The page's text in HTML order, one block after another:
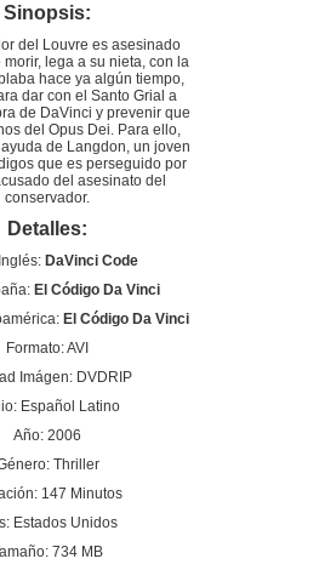
Sinopsis:
del Louvre es asesinado
lega a su nieta, con la
hace ya algún tiempo,
dar con el Santo Grial a
de DaVinci y prevenir que
del Opus Dei. Para ello,
de Langdon, un joven
que es perseguido por
del asesinato del
conservador.
Detalles:
DaVinci Code
El Código Da Vinci
El Código Da Vinci
Formato: AVI
Imágen: DVDRIP
Español Latino
Año: 2006
Thriller
147 Minutos
Estados Unidos
734 MB